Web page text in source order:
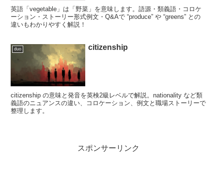
英語「vegetable」は「野菜」を意味します。語源・類義語・コロケ
ーション・ストーリー形式例文・Q&Aで “produce” や “greens” との
違いもわかりやすく解説！
duo citizenship
citizenship の意味と発音を英検2級レベルで解説。nationality など類
義語のニュアンスの違い、コロケーション、例文と職場ストーリーで
整理します。
スポンサーリンク